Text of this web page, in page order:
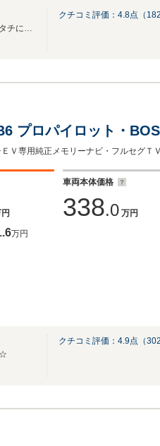
お仕事・レジャーなど【お客様の欲しい】をカタチにします♪車選びを私たちと共に♪
クチコミ評価： 4.8点（ 182
プロパイロット・
車両本体価格
338.0 万円
万円
クチコミ評価： 4.9点（302